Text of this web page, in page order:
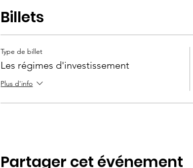
Billets
Type de billet
Les régimes d'investissement
Plus d'info
Partager cet événement